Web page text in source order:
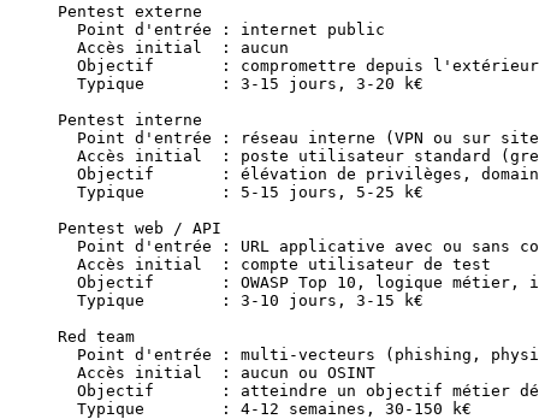
Pentest externe
  Point d'entrée : internet public
  Accès initial  : aucun
  Objectif       : compromettre depuis l'extérieur
  Typique        : 3-15 jours, 3-20 k€
Pentest interne
Point d'entrée : réseau interne (VPN ou sur
Accès initial  : poste utilisateur standard
Objectif       : élévation de privilèges,
  Typique        : 5-15 jours, 5-25 k€
Pentest web / API
Point d'entrée : URL applicative avec ou sans
  Accès initial  : compte utilisateur de test
Objectif       : OWASP Top 10, logique métier,
  Typique        : 3-10 jours, 3-15 k€
Red team
Point d'entrée : multi-vecteurs (phishing,
  Accès initial  : aucun ou OSINT
Objectif       : atteindre un objectif métier
  Typique        : 4-12 semaines, 30-150 k€